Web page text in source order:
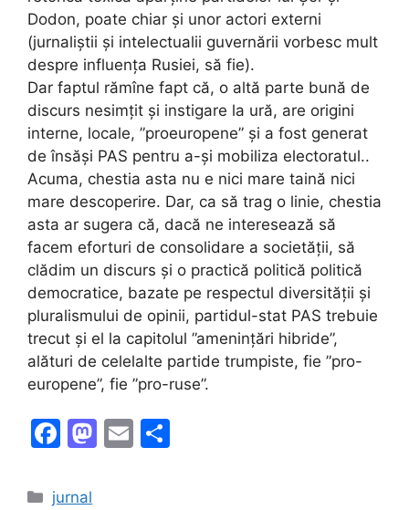
Dodon, poate chiar și unor actori externi
(jurnaliștii și intelectualii guvernării vorbesc mult
despre influența Rusiei, să fie).
Dar faptul rămîne fapt că, o altă parte bună de
discurs nesimțit și instigare la ură, are origini
interne, locale, ”proeuropene” și a fost generat
de însăși PAS pentru a-și mobiliza electoratul..
Acuma, chestia asta nu e nici mare taină nici
mare descoperire. Dar, ca să trag o linie, chestia
asta ar sugera că, dacă ne interesează să
facem eforturi de consolidare a societății, să
clădim un discurs și o practică politică politică
democratice, bazate pe respectul diversității și
pluralismului de opinii, partidul-stat PAS trebuie
trecut și el la capitolul ”amenințări hibride”,
alături de celelalte partide trumpiste, fie ”pro-
europene”, fie ”pro-ruse”.
F
c
M E
Categories
jurnal